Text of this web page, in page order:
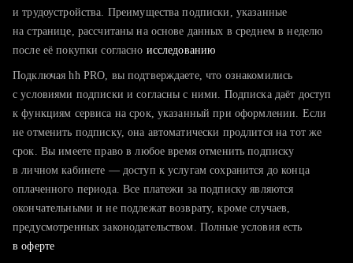
тратите много времени на поиск и вручную поднимаете
хотите сравнить себя с конкурентами и оценить шансы
и трудоустройства. Преимущества подписки, указанные
на странице, рассчитаны на основе данных в среднем в неделю
после её покупки согласно исследованию
Подключая hh PRO, вы подтверждаете, что ознакомились
с условиями подписки и согласны с ними. Подписка даёт доступ
к функциям сервиса на срок, указанный при оформлении. Если
не отменить подписку, она автоматически продлится на тот же
срок. Вы имеете право в любое время отменить подписку
в личном кабинете — доступ к услугам сохранится до конца
оплаченного периода. Все платежи за подписку являются
окончательными и не подлежат возврату, кроме случаев,
предусмотренных законодательством. Полные условия есть
в оферте